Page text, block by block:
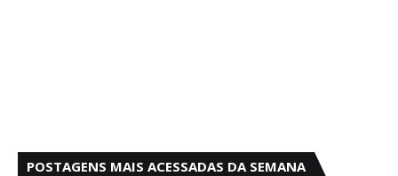
POSTAGENS MAIS ACESSADAS DA SEMANA